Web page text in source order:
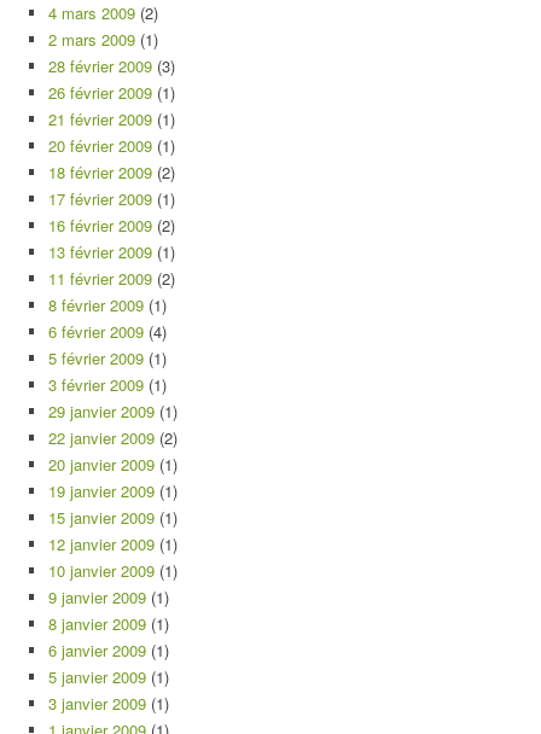
4 mars 2009 (2)
2 mars 2009 (1)
28 février 2009 (3)
26 février 2009 (1)
21 février 2009 (1)
20 février 2009 (1)
18 février 2009 (2)
17 février 2009 (1)
16 février 2009 (2)
13 février 2009 (1)
11 février 2009 (2)
8 février 2009 (1)
6 février 2009 (4)
5 février 2009 (1)
3 février 2009 (1)
29 janvier 2009 (1)
22 janvier 2009 (2)
20 janvier 2009 (1)
19 janvier 2009 (1)
15 janvier 2009 (1)
12 janvier 2009 (1)
10 janvier 2009 (1)
9 janvier 2009 (1)
8 janvier 2009 (1)
6 janvier 2009 (1)
5 janvier 2009 (1)
3 janvier 2009 (1)